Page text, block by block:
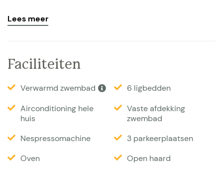
op gas en loungehoek. Er is nog een loungehoek in
Zwembad heeft een cover en eventueel op verzoek
is het zwembad te omheinen.
Interieur
Mooie villa met ruime woonkamer en eethoek.
zenders en Smart TV. Wifi aanwezig. Mooie keuken
Lees meer
Faciliteiten
Verwarmd zwembad
6 ligbedden
Airconditioning hele
huis
Vaste afdekking
zwembad
Nespressomachine
3 parkeerplaatsen
Oven
Open haard